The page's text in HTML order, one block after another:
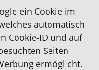
ein Cookie im
automatisch
Cookie-ID und auf
Seiten
ermöglicht.